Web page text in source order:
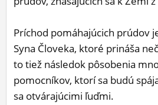
Príchod pomáhajúcich prúdov
Syna Človeka, ktoré prináša
to tiež následok pôsobenia
pomocníkov, ktorí sa budú
sa otvárajúcimi ľuďmi.